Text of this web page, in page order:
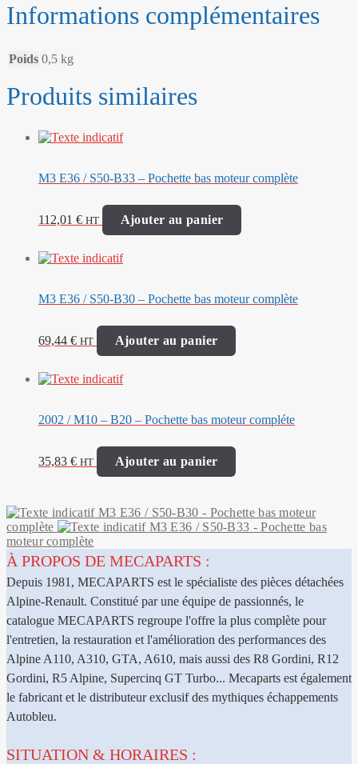
Informations complémentaires
Poids 0,5 kg
Produits similaires
M3 E36 / S50-B33 – Pochette bas moteur complète
112,01 € HT Ajouter au panier
M3 E36 / S50-B30 – Pochette bas moteur complète
69,44 € HT Ajouter au panier
2002 / M10 – B20 – Pochette bas moteur compléte
35,83 € HT Ajouter au panier
M3 E36 / S50-B30 - Pochette bas moteur
complète
M3 E36 / S50-B33 - Pochette bas
moteur complète
À PROPOS DE MECAPARTS :
Depuis 1981, MECAPARTS est le spécialiste des pièces détachées
Alpine-Renault. Constitué par une équipe de passionnés, le
catalogue MECAPARTS regroupe l'offre la plus complète pour
l'entretien, la restauration et l'amélioration des performances des
Alpine A110, A310, GTA, A610, mais aussi des R8 Gordini, R12
Gordini, R5 Alpine, Supercinq GT Turbo... Mecaparts est également
le fabricant et le distributeur exclusif des mythiques échappements
Autobleu.
SITUATION & HORAIRES :